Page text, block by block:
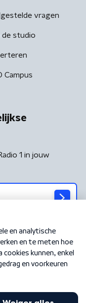
vragen
de studio
Campus
1 in jouw